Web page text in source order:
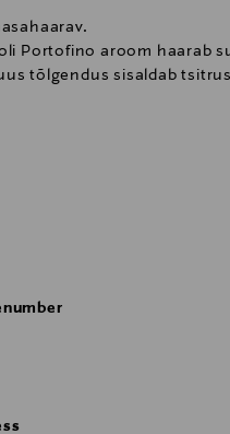
Portofino aroom haarab
tõlgendus sisaldab